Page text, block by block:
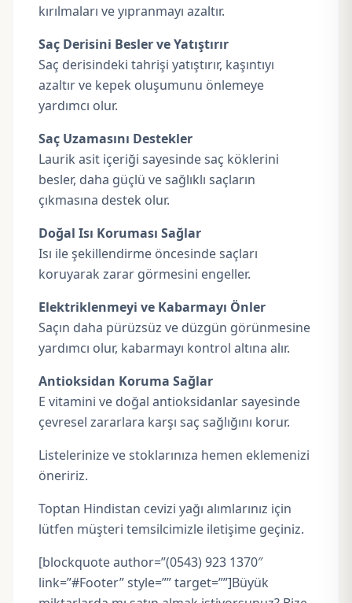
kırılmaları ve yıpranmayı azaltır.
Saç Derisini Besler ve Yatıştırır
Saç derisindeki tahrişi yatıştırır, kaşıntıyı
azaltır ve kepek oluşumunu önlemeye
yardımcı olur.
Saç Uzamasını Destekler
Laurik asit içeriği sayesinde saç köklerini
besler, daha güçlü ve sağlıklı saçların
çıkmasına destek olur.
Doğal Isı Koruması Sağlar
Isı ile şekillendirme öncesinde saçları
koruyarak zarar görmesini engeller.
Elektriklenmeyi ve Kabarmayı Önler
Saçın daha pürüzsüz ve düzgün görünmesine
yardımcı olur, kabarmayı kontrol altına alır.
Antioksidan Koruma Sağlar
E vitamini ve doğal antioksidanlar sayesinde
çevresel zararlara karşı saç sağlığını korur.
Listelerinize ve stoklarınıza hemen eklemenizi
öneririz.
Toptan Hindistan cevizi yağı alımlarınız için
lütfen müşteri temsilcimizle iletişime geçiniz.
[blockquote author=”(0543) 923 1370″
link=”#Footer” style=”” target=””]Büyük